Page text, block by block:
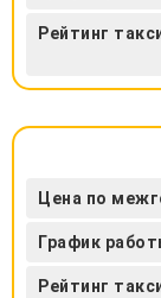
Рейтинг
Цена по
График
Рейтинг